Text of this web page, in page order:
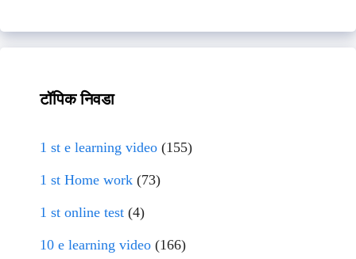
टॉपिक निवडा
1 st e learning video (155)
1 st Home work (73)
1 st online test (4)
10 e learning video (166)